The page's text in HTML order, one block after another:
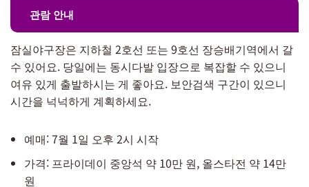
관람 안내
잠실야구장은 지하철 2호선 또는 9호선 장승배기역에서 갈
수 있어요. 당일에는 동시다발 입장으로 복잡할 수 있으니
여유 있게 출발하시는 게 좋아요. 보안검색 구간이 있으니
시간을 넉넉하게 계획하세요.
예매: 7월 1일 오후 2시 시작
가격: 프라이데이 중앙석 약 10만 원, 올스타전 약 14만
원